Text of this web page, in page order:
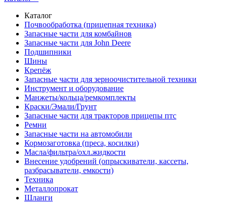
Каталог
Почвообработка (прицепная техника)
Запасные части для комбайнов
Запасные части для John Deere
Подшипники
Шины
Крепёж
Запасные части для зерноочистительной техники
Инструмент и оборудование
Манжеты/кольца/ремкомплекты
Краски/Эмали/Грунт
Запасные части для тракторов прицепы птс
Ремни
Запасные части на автомобили
Кормозаготовка (преса, косилки)
Масла/фильтра/охл.жидкости
Внесение удобрений (опрыскиватели, кассеты,
разбрасыватели, емкости)
Техника
Металлопрокат
Шланги